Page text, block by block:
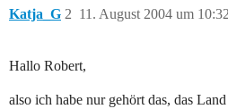
Katja_G 11. August 2004 um 10:32
2
Hallo Robert,
also ich habe nur gehört das, das